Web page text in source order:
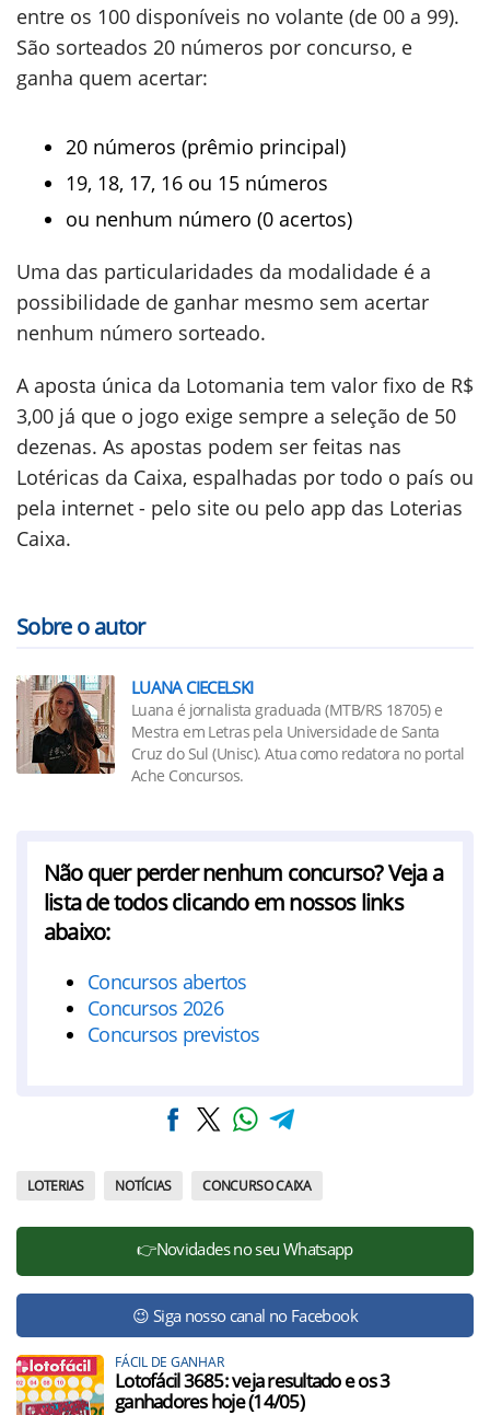
entre os 100 disponíveis no volante (de 00 a 99).
São sorteados 20 números por concurso, e
ganha quem acertar:
20 números (prêmio principal)
19, 18, 17, 16 ou 15 números
ou nenhum número (0 acertos)
Uma das particularidades da modalidade é a
possibilidade de ganhar mesmo sem acertar
nenhum número sorteado.
A aposta única da Lotomania tem valor fixo de R$
3,00 já que o jogo exige sempre a seleção de 50
dezenas. As apostas podem ser feitas nas
Lotéricas da Caixa, espalhadas por todo o país ou
pela internet - pelo site ou pelo app das Loterias
Caixa.
Sobre o autor
LUANA CIECELSKI
Luana é jornalista graduada (MTB/RS 18705) e
Mestra em Letras pela Universidade de Santa
Cruz do Sul (Unisc). Atua como redatora no portal
Ache Concursos.
Não quer perder nenhum concurso? Veja a
lista de todos clicando em nossos links
abaixo:
Concursos abertos
Concursos 2026
Concursos previstos
LOTERIAS NOTÍCIAS CONCURSO CAIXA
👉Novidades no seu Whatsapp
😉 Siga nosso canal no Facebook
FÁCIL DE GANHAR
Lotofácil 3685: veja resultado e os 3
ganhadores hoje (14/05)